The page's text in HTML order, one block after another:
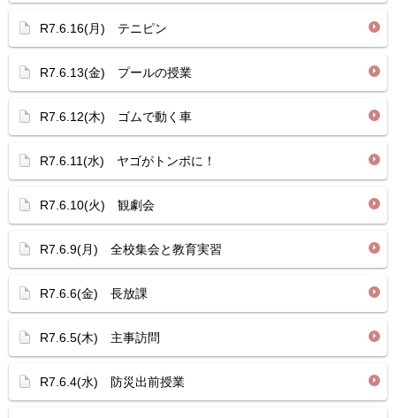
R7.6.16(月) テニピン
R7.6.13(金) プールの授業
R7.6.12(木) ゴムで動く車
R7.6.11(水) ヤゴがトンボに！
R7.6.10(火) 観劇会
R7.6.9(月) 全校集会と教育実習
R7.6.6(金) 長放課
R7.6.5(木) 主事訪問
R7.6.4(水) 防災出前授業